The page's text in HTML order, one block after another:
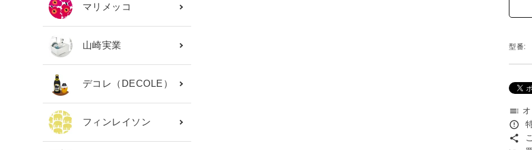
マリメッコ
山崎実業
デコレ（DECOLE）
フィンレイソン
型番:
toc
error_outline
share